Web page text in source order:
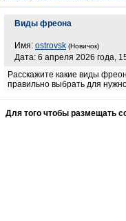
Виды фреона
Имя: ostrovsk (Новичок)
Дата: 6 апреля 2026 года,
Расскажите какие виды
правильно выбрать для
Для того чтобы размещать